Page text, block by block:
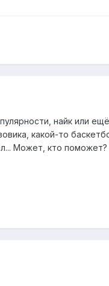
найк или
какой-то
Может, кто поможет?